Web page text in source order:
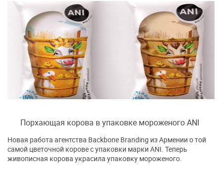
Порхающая корова в упаковке мороженого ANI
Новая работа агентства Backbone Branding из Армении о той
самой цветочной корове с упаковки марки ANI. Теперь
живописная корова украсила упаковку мороженого.